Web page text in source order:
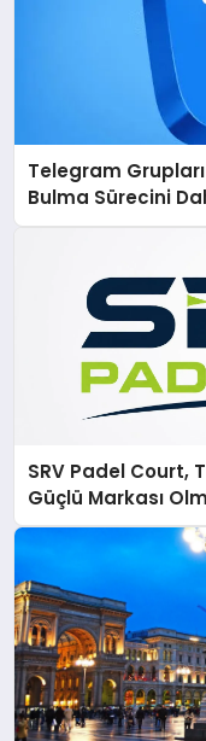
Telegram
Bulma Sürecini
SRV Padel Court,
Güçlü Markası